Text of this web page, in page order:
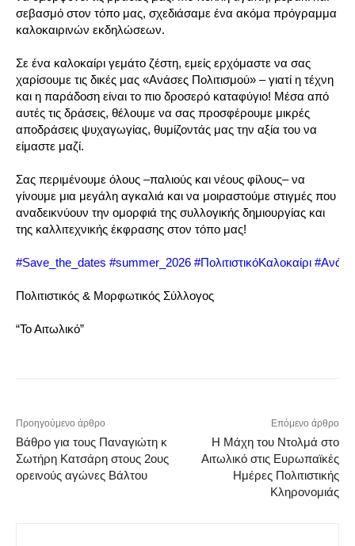
σεβασμό στον τόπο μας, σχεδιάσαμε ένα ακόμα πρόγραμμα
καλοκαιρινών εκδηλώσεων.
Σε ένα καλοκαίρι γεμάτο ζέστη, εμείς ερχόμαστε να σας
χαρίσουμε τις δικές μας «Ανάσες Πολιτισμού» – γιατί η τέχνη
και η παράδοση είναι το πιο δροσερό καταφύγιο! Μέσα από
αυτές τις δράσεις, θέλουμε να σας προσφέρουμε μικρές
αποδράσεις ψυχαγωγίας, θυμίζοντάς μας την αξία του να
είμαστε μαζί.
Σας περιμένουμε όλους –παλιούς και νέους φίλους– να
γίνουμε μια μεγάλη αγκαλιά και να μοιραστούμε στιγμές που
αναδεικνύουν την ομορφιά της συλλογικής δημιουργίας και
της καλλιτεχνικής έκφρασης στον τόπο μας!
#Save_the_dates #summer_2026 #ΠολιτιστικόΚαλοκαίρι
Πολιτιστικός & Μορφωτικός Σύλλογος
“Το Αιτωλικό”
Προηγούμενο άρθρο
Βάθρο για τους Παναγιώτη κ
Σωτήρη Κατσάρη στους 2ους
ορεινούς αγώνες Βάλτου
Επόμενο άρθρο
Η Μάχη του Ντολμά στο
Αιτωλικό στις Ευρωπαϊκές
Ημέρες Πολιτιστικής
Κληρονομιάς